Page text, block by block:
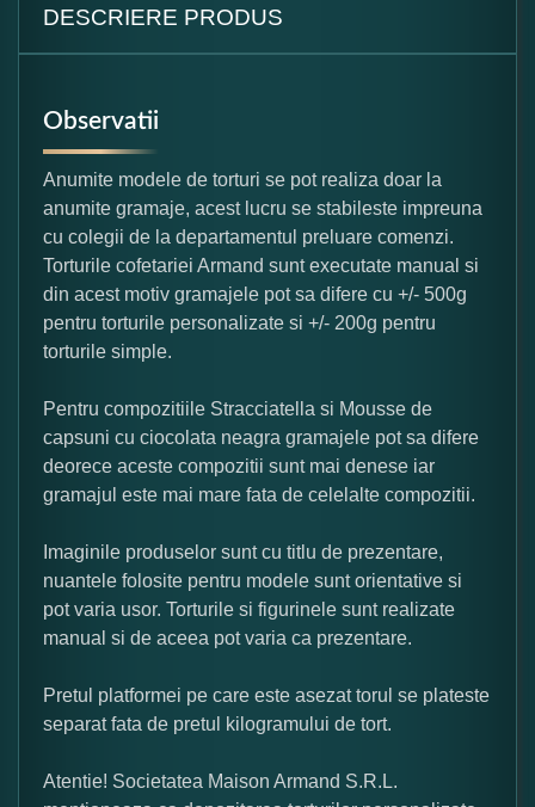
DESCRIERE PRODUS
Observatii
Anumite modele de torturi se pot realiza doar la
anumite gramaje, acest lucru se stabileste impreuna
cu colegii de la departamentul preluare comenzi.
Torturile cofetariei Armand sunt executate manual si
din acest motiv gramajele pot sa difere cu +/- 500g
pentru torturile personalizate si +/- 200g pentru
torturile simple.
Pentru compozitiile Stracciatella si Mousse de
capsuni cu ciocolata neagra gramajele pot sa difere
deorece aceste compozitii sunt mai denese iar
gramajul este mai mare fata de celelalte compozitii.
Imaginile produselor sunt cu titlu de prezentare,
nuantele folosite pentru modele sunt orientative si
pot varia usor. Torturile si figurinele sunt realizate
manual si de aceea pot varia ca prezentare.
Pretul platformei pe care este asezat torul se plateste
separat fata de pretul kilogramului de tort.
Atentie! Societatea Maison Armand S.R.L.